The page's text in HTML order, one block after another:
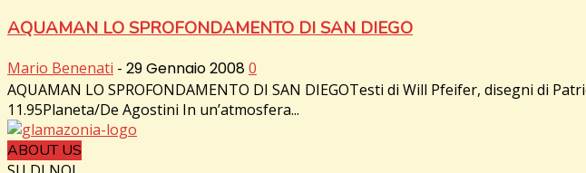
AQUAMAN LO SPROFONDAMENTO DI SAN DIEGO
Mario Benenati - 29 Gennaio 20080
AQUAMAN LO SPROFONDAMENTO DI SAN DIEGOTesti di Will Pfeifer, disegni di
11.95Planeta/De Agostini In un’atmosfera...
ABOUT US